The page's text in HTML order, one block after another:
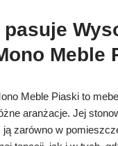
pasuje
Meble
Meble Piaski to
aranżacje. Jej
zarówno w